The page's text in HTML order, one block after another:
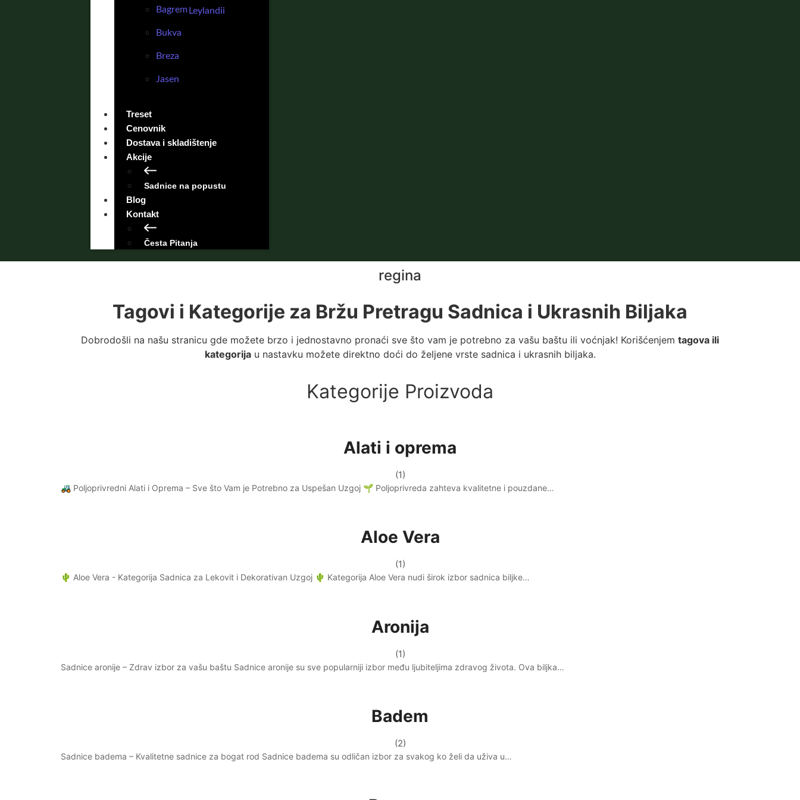
Bagrem
Bukva
Breza
Jasen
Leylandii
Treset
Cenovnik
Dostava i skladištenje
Akcije
Sadnice na popustu
Blog
Kontakt
Česta Pitanja
regina
Tagovi i Kategorije za Bržu Pretragu Sadnica i Ukrasnih Biljaka
Dobrodošli na našu stranicu gde možete brzo i jednostavno pronaći sve što vam je potrebno za vašu baštu ili voćnjak! Korišćenjem tagova ili
kategorijau nastavku možete direktno doći do željene vrste sadnica i ukrasnih biljaka.
Kategorije Proizvoda
Alati i oprema
(1)
🚜 Poljoprivredni Alati i Oprema – Sve što Vam je Potrebno za Uspešan Uzgoj 🌱 Poljoprivreda zahteva kvalitetne i pouzdane…
Aloe Vera
(1)
🌵 Aloe Vera - Kategorija Sadnica za Lekovit i Dekorativan Uzgoj 🌵 Kategorija Aloe Vera nudi širok izbor sadnica biljke…
Aronija
(1)
Sadnice aronije – Zdrav izbor za vašu baštu Sadnice aronije su sve popularniji izbor među ljubiteljima zdravog života. Ova biljka…
Badem
(2)
Sadnice badema – Kvalitetne sadnice za bogat rod Sadnice badema su odličan izbor za svakog ko želi da uživa u…